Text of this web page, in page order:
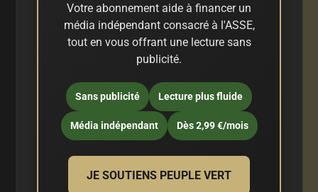
Votre abonnement aide à financer un
média indépendant consacré à l'ASSE,
tout en vous offrant une lecture sans
publicité.
Sans publicité Lecture plus fluide
Média indépendant Dès 2,99 €/mois
JE SOUTIENS PEUPLE VERT